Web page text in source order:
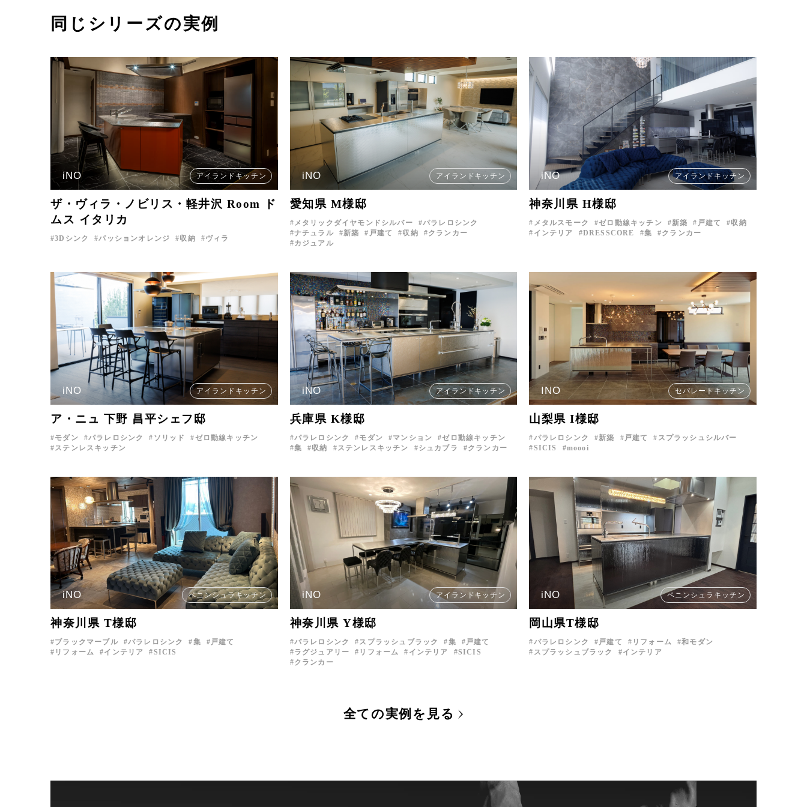
同じシリーズの実例
iNO アイランドキッチン
ザ・ヴィラ・ノビリス・軽井沢 Room ド
ムス イタリカ
3Dシンク パッションオレンジ 収納 ヴィラ
iNO アイランドキッチン
愛知県 M様邸
メタリックダイヤモンドシルバー
パラレロシンク
ナチュラル
新築 戸建て 収納
クランカー
カジュアル
iNO アイランドキッチン
神奈川県 H様邸
メタルスモーク ゼロ動線キッチン 新築 戸建て
収納
インテリア
DRESSCORE 集 クランカー
iNO アイランドキッチン
ア・ニュ 下野 昌平シェフ邸
モダン パラレロシンク ソリッド
ゼロ動線キッチン
ステンレスキッチン
iNO アイランドキッチン
兵庫県 K様邸
パラレロシンク モダン マンション
ゼロ動線キッチン
集
収納 ステンレスキッチン シュカブラ クランカー
INO セパレートキッチン
山梨県 I様邸
パラレロシンク 新築 戸建て
スプラッシュシルバー
SICIS
moooi
iNO ペニンシュラキッチン
神奈川県 T様邸
ブラックマーブル パラレロシンク 集
戸建て
リフォーム
インテリア SICIS
iNO アイランドキッチン
神奈川県 Y様邸
パラレロシンク スプラッシュブラック 集
戸建て
ラグジュアリー
リフォーム インテリア
SICIS
クランカー
iNO ペニンシュラキッチン
岡山県T様邸
パラレロシンク 戸建て リフォーム
和モダン
スプラッシュブラック
インテリア
全ての実例を見る